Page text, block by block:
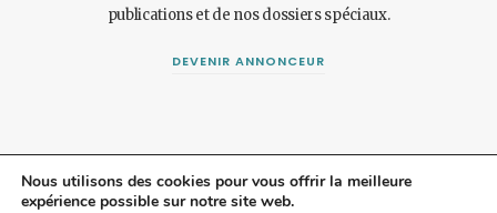
publications et de nos dossiers spéciaux.
DEVENIR ANNONCEUR
Nous utilisons des cookies pour vous offrir la meilleure
expérience possible sur notre site web.